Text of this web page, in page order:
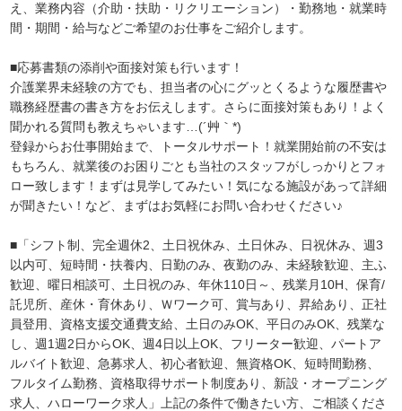
え、業務内容（介助・扶助・リクリエーション）・勤務地・就業時
間・期間・給与などご希望のお仕事をご紹介します。
■応募書類の添削や面接対策も行います！
介護業界未経験の方でも、担当者の心にグッとくるような履歴書や
職務経歴書の書き方をお伝えします。さらに面接対策もあり！よく
聞かれる質問も教えちゃいます…(´艸｀*)
登録からお仕事開始まで、トータルサポート！就業開始前の不安は
もちろん、就業後のお困りごとも当社のスタッフがしっかりとフォ
ロー致します！まずは見学してみたい！気になる施設があって詳細
が聞きたい！など、まずはお気軽にお問い合わせください♪
■「シフト制、完全週休2、土日祝休み、土日休み、日祝休み、週3
以内可、短時間・扶養内、日勤のみ、夜勤のみ、未経験歓迎、主ふ
歓迎、曜日相談可、土日祝のみ、年休110日～、残業月10H、保育/
託児所、産休・育休あり、Ｗワーク可、賞与あり、昇給あり、正社
員登用、資格支援交通費支給、土日のみOK、平日のみOK、残業な
し、週1週2日からOK、週4日以上OK、フリーター歓迎、パートア
ルバイト歓迎、急募求人、初心者歓迎、無資格OK、短時間勤務、
フルタイム勤務、資格取得サポート制度あり、新設・オープニング
求人、ハローワーク求人」上記の条件で働きたい方、ご相談くださ